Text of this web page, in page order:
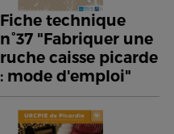
Fiche technique
n°37 "Fabriquer une
ruche caisse picarde
: mode d'emploi"